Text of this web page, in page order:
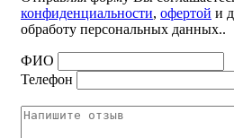
конфиденциальности, офертой и
обработу персональных данных..
ФИО
Телефон